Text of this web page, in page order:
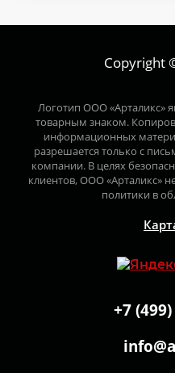
Copyright
Логотип ООО «Арталикс»
товарным знаком.
информационных
разрешается только с
компании. В целях
клиентов, ООО «Арталикс»
политики в
+7